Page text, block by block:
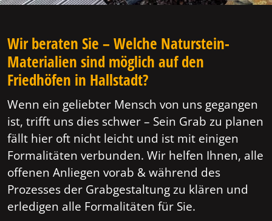
Wir beraten Sie – Welche Naturstein-
Materialien sind möglich auf den
Friedhöfen in Hallstadt?
Wenn ein geliebter Mensch von uns gegangen
ist, trifft uns dies schwer – Sein Grab zu planen
fällt hier oft nicht leicht und ist mit einigen
Formalitäten verbunden. Wir helfen Ihnen, alle
offenen Anliegen vorab & während des
Prozesses der Grabgestaltung zu klären und
erledigen alle Formalitäten für Sie.